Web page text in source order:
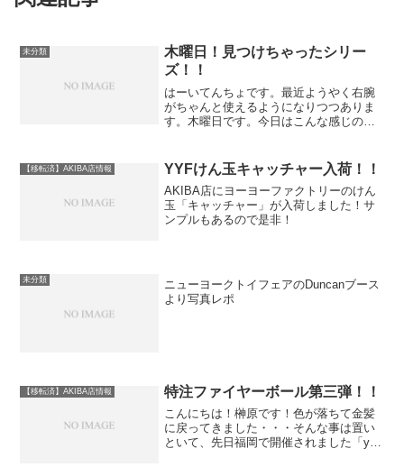
未分類
木曜日！見つけちゃったシリー
ズ！！
はーいてんちょです。最近ようやく右腕
がちゃんと使えるようになりつつありま
す。木曜日です。今日はこんな感じの商
NJアフターパーティーに合わせ...
【移転済】AKIBA店情報 YYFけん玉キャッチャー入荷！！
AKIBA店にヨーヨーファクトリーのけん
玉「キャッチャー」が入荷しました！サ
ンプルもあるので是非！
未分類
ニューヨークトイフェアのDuncanブース
より写真レポ
【移転済】AKIBA店情報 特注ファイヤーボール第三弾！！
こんにちは！榊原です！色が落ちて金髪
に戻ってきました・・・そんな事は置い
といて、先日福岡で開催されました「yo-